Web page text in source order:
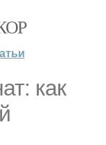
как